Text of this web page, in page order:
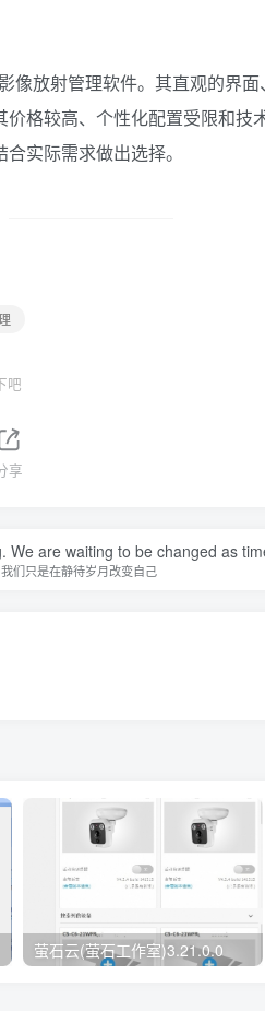
像放射管理软件。其直观的界
格较高、个性化配置受限和技
实际需求做出选择。
吧
享
are waiting to be changed as
们只是在静待岁月改变自己
萤石云(萤石工作室)3.21.0.0